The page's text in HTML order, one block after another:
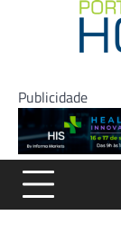
Publicidade